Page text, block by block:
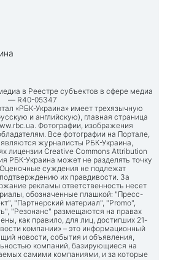
в Реестре субъектов в сфере медиа
— R40-05347
«РБК-Украина» имеет трехязычную
и английскую), главная страница
. Фотографии, изображения
Все фотографии на Портале,
журналисты РБК-Украина,
лицензии Creative Commons Attribution
РБК-Украина может не разделять точку
суждения не подлежат
их правдивости. За
рекламы ответственность несет
обозначенные плашкой: "Пресс-
"Партнерский материал", "Promo",
"Резонанс" размещаются на правах
как правило, для лиц, достигших 21-
компании» – это информационный
новости, события и объявления,
компаний, базирующиеся на
самими компаниями, и за которые